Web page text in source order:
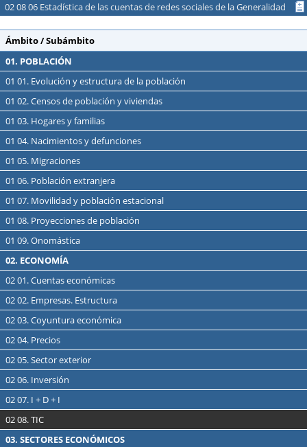
02 08 06 Estadística de las cuentas de redes sociales de la Generalidad
Ámbito / Subámbito
01. POBLACIÓN
01 01. Evolución y estructura de la población
01 02. Censos de población y viviendas
01 03. Hogares y familias
01 04. Nacimientos y defunciones
01 05. Migraciones
01 06. Población extranjera
01 07. Movilidad y población estacional
01 08. Proyecciones de población
01 09. Onomástica
02. ECONOMÍA
02 01. Cuentas económicas
02 02. Empresas. Estructura
02 03. Coyuntura económica
02 04. Precios
02 05. Sector exterior
02 06. Inversión
02 07. I + D + I
02 08. TIC
03. SECTORES ECONÓMICOS